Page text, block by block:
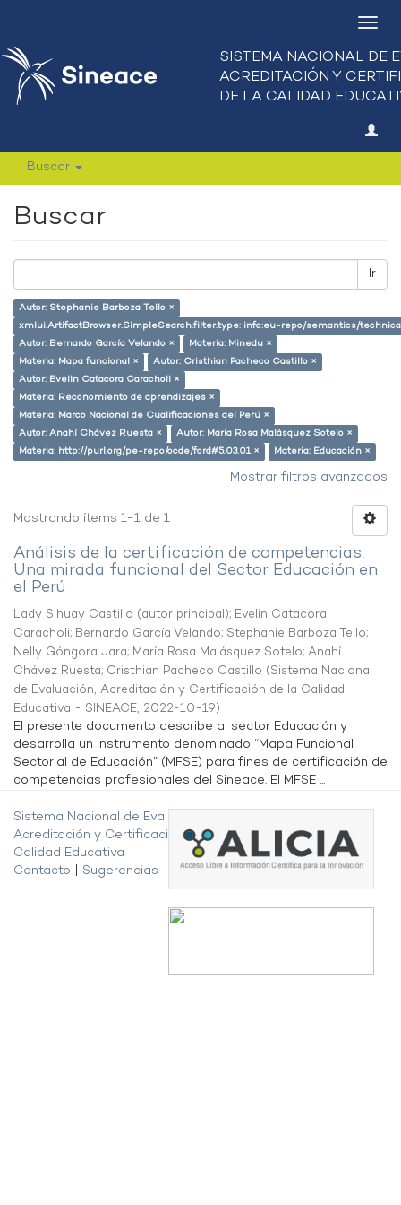
Buscar
Buscar
Ir
Autor: Stephanie Barboza Tello ×
xmlui.ArtifactBrowser.SimpleSearch.filter.type: info:eu-repo/semantics/
Autor: Bernardo García Velando ×
Materia: Minedu ×
Materia: Mapa funcional ×
Autor: Cristhian Pacheco Castillo ×
Autor: Evelin Catacora Caracholi ×
Materia: Reconomiento de aprendizajes ×
Materia: Marco Nacional de Cualificaciones del Perú ×
Autor: Anahí Chávez Ruesta ×
Autor: María Rosa Malásquez Sotelo ×
Materia: http://purl.org/pe-repo/ocde/ford#5.03.01 ×
Materia: Educación ×
Mostrar filtros avanzados
Mostrando ítems 1-1 de 1
Análisis de la certificación de competencias:
Una mirada funcional del Sector Educación en
el Perú
Lady Sihuay Castillo (autor principal); Evelin Catacora
Caracholi; Bernardo García Velando; Stephanie Barboza Tello;
Nelly Góngora Jara; María Rosa Malásquez Sotelo; Anahí
Chávez Ruesta; Cristhian Pacheco Castillo (Sistema Nacional
de Evaluación, Acreditación y Certificación de la Calidad
Educativa - SINEACE, 2022-10-19)
El presente documento describe al sector Educación y
desarrolla un instrumento denominado “Mapa Funcional
Sectorial de Educación” (MFSE) para fines de certificación de
competencias profesionales del Sineace. El MFSE ...
Sistema Nacional de Evaluación,
Acreditación y Certificación de la
Calidad Educativa
Contacto
Sugerencias